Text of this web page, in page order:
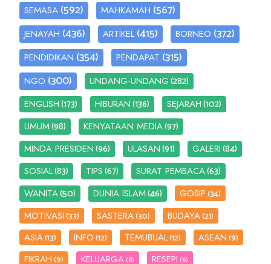
SEMASA (592) MAHKAMAH (567)
JENAYAH (436) ARTIKEL (415) BORNEO (372)
PENDIDIKAN (354) PENDAPAT (315)
NGO (300) UNDANG-UNDANG(282)
ENGLISH(173) HIBURAN(136) SEJARAH(102)
UMUM(98) KENYATAAN MEDIA(97)
MINDA PRESIDEN(96) ULASAN(91) GALERI(84)
SOSIAL(83) TIPS(67) SURAT PEMBACA(63)
WANITA(50) DUNIA ISLAM(46) GOSIP(34)
MOTIVASI(33) SASTERA(30) BUDAYA(21)
ASIA(13) INFO(12) TEMUBUAL(12) ASEAN(9)
FIKRAH(9) KELUARGA (8) RESEPI (6)